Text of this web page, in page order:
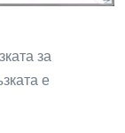
за
е